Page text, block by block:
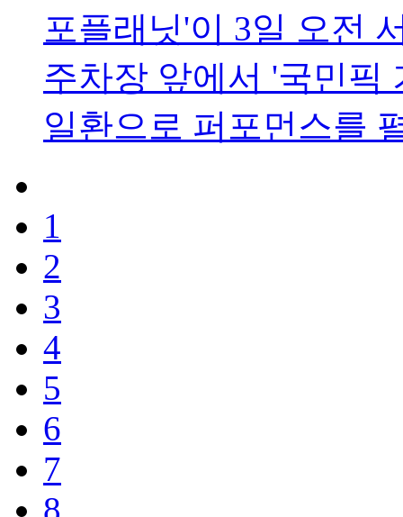
포플래닛'이 3일 오전
주차장 앞에서 '국민픽
일환으로 퍼포먼스를
1
2
3
4
5
6
7